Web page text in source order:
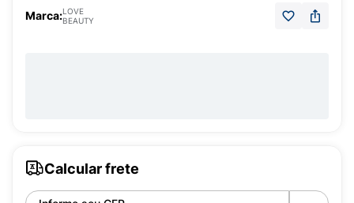
Marca:LOVE
BEAUTY
Calcular frete